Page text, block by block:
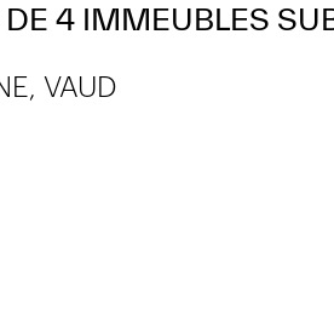
4 IMMEUBLES
VAUD